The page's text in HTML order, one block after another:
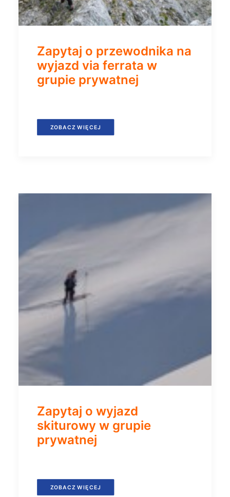
Zapytaj o przewodnika na
wyjazd via ferrata w
grupie prywatnej
ZOBACZ WIĘCEJ
Zapytaj o wyjazd
skiturowy w grupie
prywatnej
ZOBACZ WIĘCEJ